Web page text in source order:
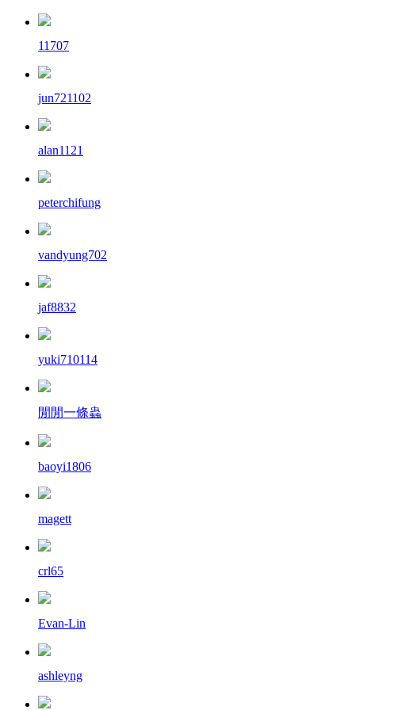
11707
jun721102
alan1121
peterchifung
vandyung702
jaf8832
yuki710114
閒閒一條蟲
baoyi1806
magett
crl65
Evan-Lin
ashleyng